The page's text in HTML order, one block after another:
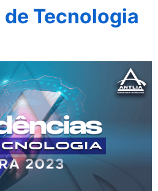
Tecnologia